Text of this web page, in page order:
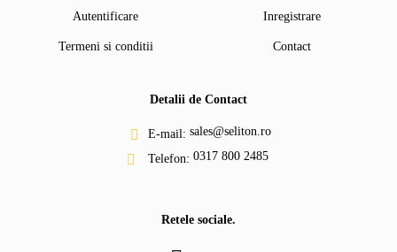
Autentificare Inregistrare
Termeni si conditii Contact
Detalii de Contact
E-mail: sales@seliton.ro
Telefon: 0317 800 2485
Retele sociale.